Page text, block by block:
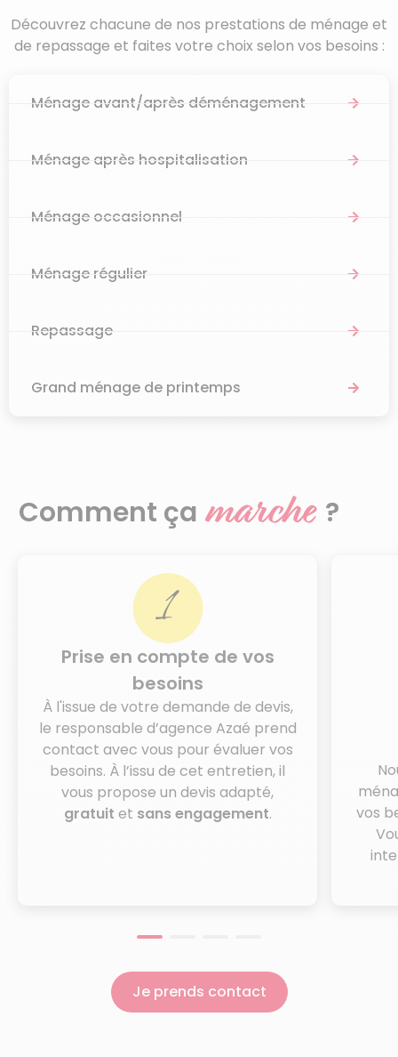
Découvrez chacune de nos prestations de ménage et
de repassage et faites votre choix selon vos besoins :
Ménage avant/après déménagement
Ménage après hospitalisation
Ménage occasionnel
Ménage régulier
Repassage
Grand ménage de printemps
Comment ça marche ?
Prise en compte de vos
besoins
À l'issue de votre demande de devis,
le responsable d’agence Azaé prend
contact avec vous pour évaluer vos
besoins. À l’issu de cet entretien, il
vous propose un devis adapté,
gratuit et sans engagement.
vos
Je prends contact